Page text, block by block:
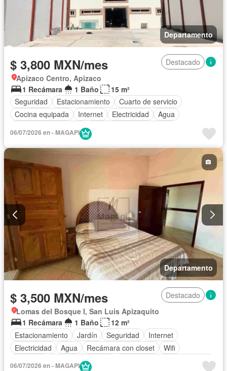
Departamento
$ 3,800 MXN/mes
Destacado
Apizaco Centro, Apizaco
1 Recámara
1 Baño
15 m²
Seguridad
Estacionamiento
Cuarto de servicio
Cocina equipada
Internet Electricidad
Agua
Recámara con closet
06/07/2026 en - MAGAPI
Departamento
$ 3,500 MXN/mes
Destacado
Lomas del Bosque I, San Luis Apizaquito
1 Recámara
1 Baño
12 m²
Estacionamiento
Jardín Seguridad
Internet
Electricidad
Agua Recámara con closet
Wifi
Cuarto de servicio Completamente amueblado
06/07/2026 en - MAGAPI